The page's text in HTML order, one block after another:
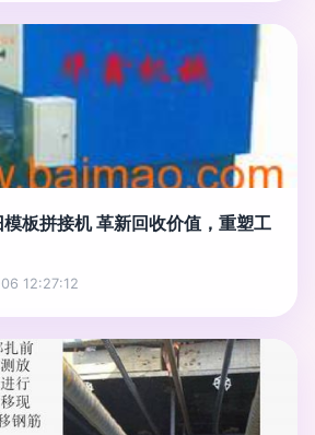
板拼接机 革新回收价值，重塑工
12:27:12